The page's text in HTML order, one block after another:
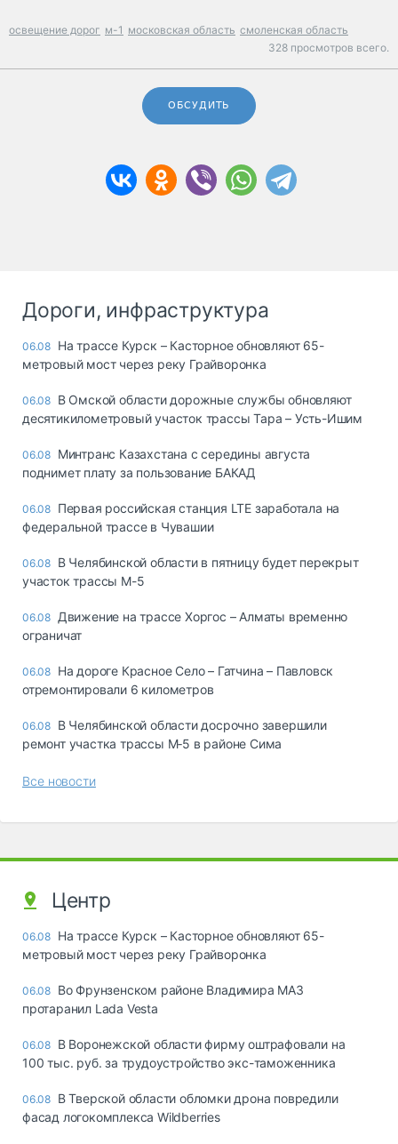
освещение дорог м-1 московская область смоленская область
328 просмотров всего.
ОБСУДИТЬ
Дороги, инфраструктура
06.08 На трассе Курск – Касторное обновляют 65-
метровый мост через реку Грайворонка
06.08 В Омской области дорожные службы обновляют
десятикилометровый участок трассы Тара – Усть-Ишим
06.08 Минтранс Казахстана с середины августа
поднимет плату за пользование БАКАД
06.08 Первая российская станция LTE заработала на
федеральной трассе в Чувашии
06.08 В Челябинской области в пятницу будет перекрыт
участок трассы М-5
06.08 Движение на трассе Хоргос – Алматы временно
ограничат
06.08 На дороге Красное Село – Гатчина – Павловск
отремонтировали 6 километров
06.08 В Челябинской области досрочно завершили
ремонт участка трассы М‑5 в районе Сима
Все новости
Центр
06.08 На трассе Курск – Касторное обновляют 65-
метровый мост через реку Грайворонка
06.08 Во Фрунзенском районе Владимира МАЗ
протаранил Lada Vesta
06.08 В Воронежской области фирму оштрафовали на
100 тыс. руб. за трудоустройство экс-таможенника
06.08 В Тверской области обломки дрона повредили
фасад логокомплекса Wildberries